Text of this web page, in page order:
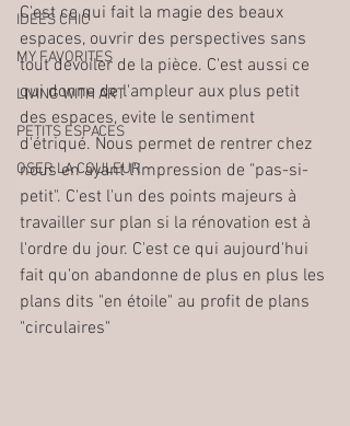
IDEES CHIC
MY FAVORITES
LIVING WITH ART
PETITS ESPACES
OSER LA COULEUR
C'est ce qui fait la magie des beaux
espaces, ouvrir des perspectives sans
tout devoiler de la pièce. C'est aussi ce
qui donne de l'ampleur aux plus petit
des espaces, evite le sentiment
d'étriqué. Nous permet de rentrer chez
nous en ayant l'impression de "pas-si-
petit". C'est l'un des points majeurs à
travailler sur plan si la rénovation est à
l'ordre du jour. C'est ce qui aujourd'hui
fait qu'on abandonne de plus en plus les
plans dits "en étoile" au profit de plans
"circulaires"